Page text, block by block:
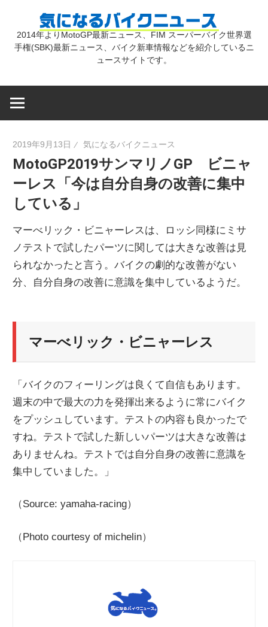
気
バ
ク
ニ
ー
ス
2014年よりMotoGP最新ニュース、FIM スーパーバイク世界選
手権(SBK)最新ニュース、バイク新車情報などを紹介しているニ
ュースサイトです。
2019年9月13日 気になるバイクニュース
MotoGP2019サンマリノGP ビニャ
ーレス「今は自分自身の改善に集中
している」
マーべリック・ビニャーレスは、ロッシ同様にミサ
ノテストで試したパーツに関しては大きな改善は見
られなかったと言う。バイクの劇的な改善がない
分、自分自身の改善に意識を集中しているようだ。
マーべリック・ビニャーレス
「バイクのフィーリングは良くて自信もあります。
週末の中で最大の力を発揮出来るように常にバイク
をプッシュしています。テストの内容も良かったで
すね。テストで試した新しいパーツは大きな改善は
ありませんね。テストでは自分自身の改善に意識を
集中していました。」
（Source: yamaha-racing）
（Photo courtesy of michelin）